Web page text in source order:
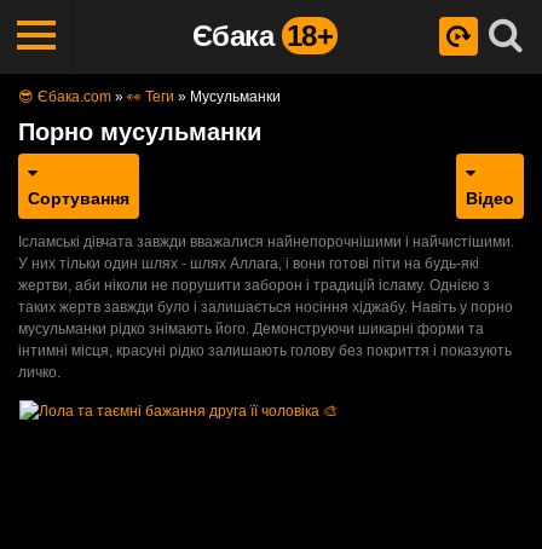
Єбака 18+
😎 Єбака.com » 👀 Теги » Мусульманки
Порно мусульманки
Сортування Відео
Ісламські дівчата завжди вважалися найнепорочнішими і найчистішими.
У них тільки один шлях - шлях Аллага, і вони готові піти на будь-які
жертви, аби ніколи не порушити заборон і традицій ісламу. Однією з
таких жертв завжди було і залишається носіння хіджабу. Навіть у порно
мусульманки рідко знімають його. Демонструючи шикарні форми та
інтимні місця, красуні рідко залишають голову без покриття і показують
личко.